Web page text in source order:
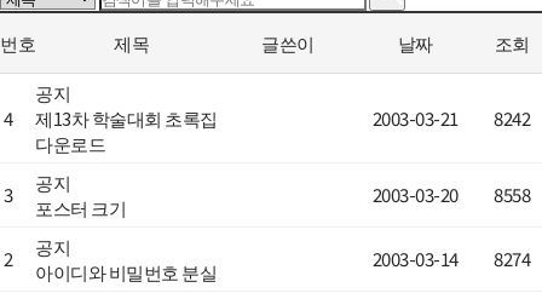
번호 제목 글쓴이 날짜 조회
4
공지
제13차 학술대회 초록집
다운로드
2003-03-21 8242
3
공지
포스터 크기
2003-03-20 8558
2
공지
아이디와 비밀번호 분실
2003-03-14 8274